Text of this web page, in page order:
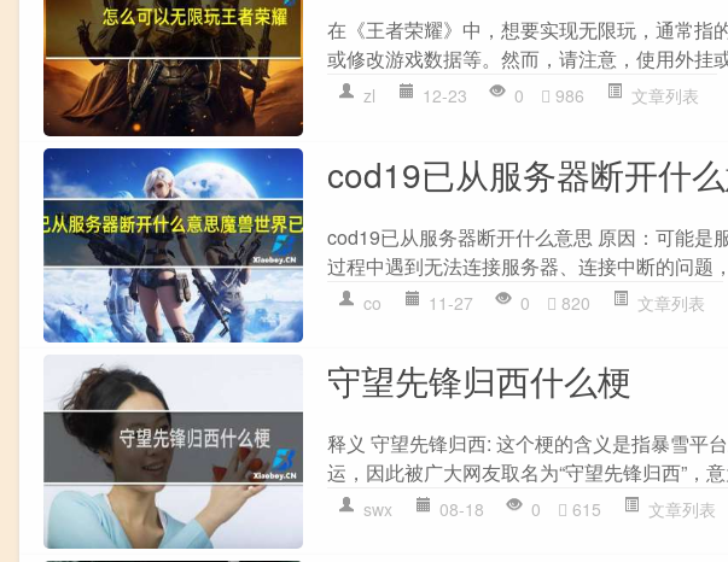
在《王者荣耀》中，想要实现无限玩，通常指
或修改游戏数据等。然而，请注意，使用外挂
zl 12-23 0 986 文章列表
cod19已从服务器断开什
cod19已从服务器断开什么意思 原因：可能是
过程中遇到无法连接服务器、连接中断的问题
co 11-27 0 820 文章列表
守望先锋归西什么梗
释义 守望先锋归西: 这个梗的含义是指暴雪平
运，因此被广大网友取名为“守望先锋归西”，
swx 08-18 0 615 文章列表